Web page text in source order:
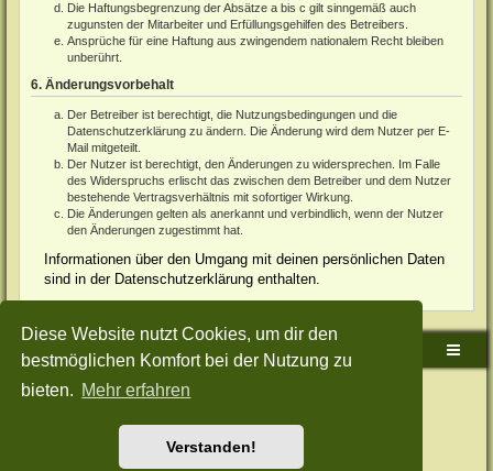
Diese Website nutzt Cookies, um dir den
bestmöglichen Komfort bei der Nutzung zu
bieten. Mehr erfahren
Verstanden!
Die Haftungsbegrenzung der Absätze a bis c gilt sinngemäß auch
zugunsten der Mitarbeiter und Erfüllungsgehilfen des Betreibers.
Ansprüche für eine Haftung aus zwingendem nationalem Recht bleiben
unberührt.
6. Änderungsvorbehalt
Der Betreiber ist berechtigt, die Nutzungsbedingungen und die
Datenschutzerklärung zu ändern. Die Änderung wird dem Nutzer per E-
Mail mitgeteilt.
Der Nutzer ist berechtigt, den Änderungen zu widersprechen. Im Falle
des Widerspruchs erlischt das zwischen dem Betreiber und dem Nutzer
bestehende Vertragsverhältnis mit sofortiger Wirkung.
Die Änderungen gelten als anerkannt und verbindlich, wenn der Nutzer
den Änderungen zugestimmt hat.
Informationen über den Umgang mit deinen persönlichen Daten
sind in der Datenschutzerklärung enthalten.
Sudden-Strike-Maps.de Hauptseite Foren-Übersicht
Powered byphpBB® Forum Software © phpBB Limited
Style: Green-Style-Split by Joyce&LunaphpBB-Style-Design
Nutzungsbedingungen